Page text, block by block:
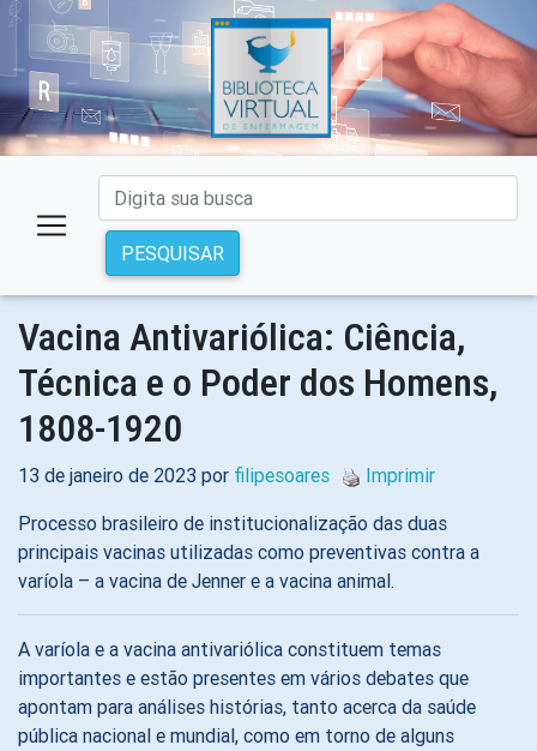
PESQUISAR
Vacina Antivariólica: Ciência,
Técnica e o Poder dos Homens,
1808-1920
13 de janeiro de 2023 por filipesoares
Imprimir
Processo brasileiro de institucionalização das duas
principais vacinas utilizadas como preventivas contra a
varíola – a vacina de Jenner e a vacina animal.
A varíola e a vacina antivariólica constituem temas
importantes e estão presentes em vários debates que
apontam para análises histórias, tanto acerca da saúde
pública nacional e mundial, como em torno de alguns